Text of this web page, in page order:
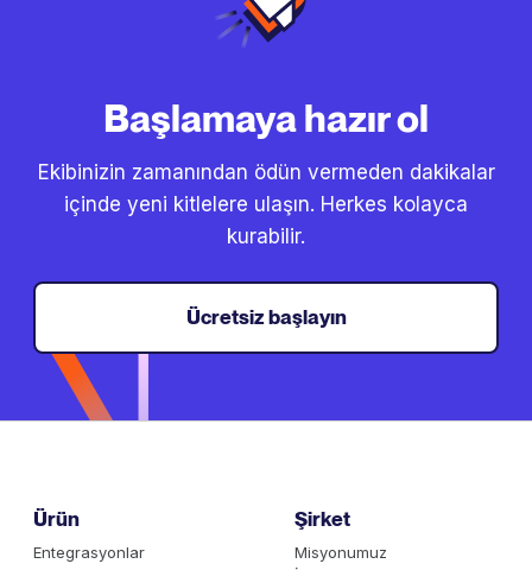
Başlamaya hazır ol
Ekibinizin zamanından ödün vermeden dakikalar
içinde yeni kitlelere ulaşın. Herkes kolayca
kurabilir.
Ücretsiz başlayın
Ürün
Entegrasyonlar
Şirket
Misyonumuz